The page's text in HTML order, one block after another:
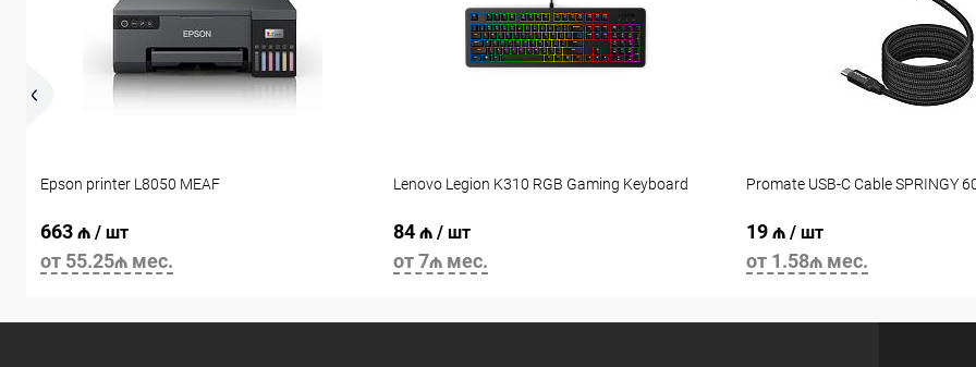
Epson printer L8050 MEAF
663 ₼ / шт
от 55.25₼ мес.
Lenovo Legion K310 RGB Gaming Keyboard
84 ₼ / шт
от 7₼ мес.
Promate USB-C Cable SPRINGY
19 ₼ / шт
от 1.58₼ мес.